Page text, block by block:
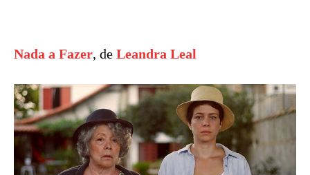
Nada a Fazer, de Leandra Leal